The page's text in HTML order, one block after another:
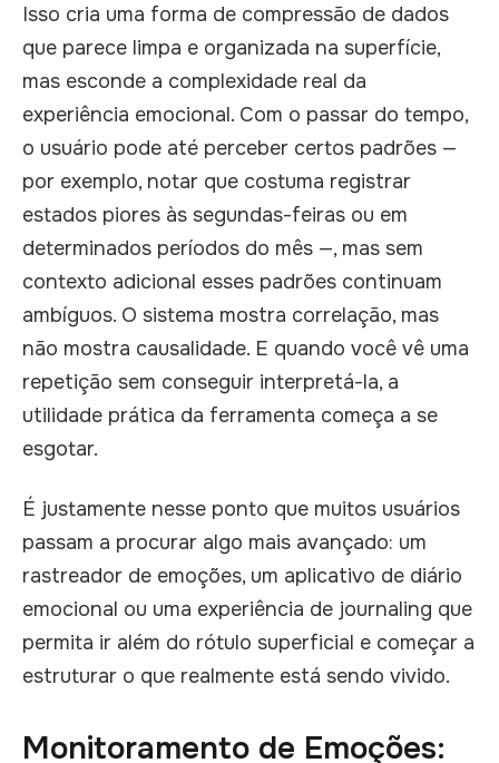
Isso cria uma forma de compressão de dados
que parece limpa e organizada na superfície,
mas esconde a complexidade real da
experiência emocional. Com o passar do tempo,
o usuário pode até perceber certos padrões —
por exemplo, notar que costuma registrar
estados piores às segundas-feiras ou em
determinados períodos do mês —, mas sem
contexto adicional esses padrões continuam
ambíguos. O sistema mostra correlação, mas
não mostra causalidade. E quando você vê uma
repetição sem conseguir interpretá-la, a
utilidade prática da ferramenta começa a se
esgotar.
É justamente nesse ponto que muitos usuários
passam a procurar algo mais avançado: um
rastreador de emoções, um aplicativo de diário
emocional ou uma experiência de journaling que
permita ir além do rótulo superficial e começar a
estruturar o que realmente está sendo vivido.
Monitoramento de Emoções: